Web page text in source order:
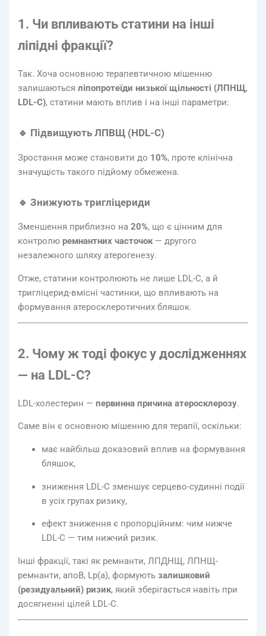
1. Чи впливають статини на інші
ліпідні фракції?
Так. Хоча основною терапевтичною мішенню
залишаютьсяліпопротеїди низької щільності (ЛПНЩ,
LDL-C), статини мають вплив і на інші параметри:
🔹 Підвищують ЛПВЩ (HDL-C)
Зростання може становити до 10%, проте клінічна
значущість такого підйому обмежена.
🔹 Знижують тригліцериди
Зменшення приблизно на20%, що є цінним для
контролюремнантних часточок — другого
незалежного шляху атерогенезу.
Отже, статини контролюють не лише LDL-C, а й
тригліцерид-вмісні частинки, що впливають на
формування атеросклеротичних бляшок.
2. Чому ж тоді фокус у дослідженнях
— на LDL-C?
LDL-холестерин —первинна причина атеросклерозу.
Саме він є основною мішенню для терапії, оскільки:
має найбільш доказовий вплив на формування
бляшок,
зниження LDL-C зменшує серцево-судинні події
в усіх групах ризику,
ефект зниження є пропорційним: чим нижче
LDL-C — тим нижчий ризик.
Інші фракції, такі як ремнанти, ЛПДНЩ, ЛПНЩ-
ремнанти, апоВ, Lp(a), формуютьзалишковий
(резидуальний) ризик, який зберігається навіть при
досягненні цілей LDL-C.